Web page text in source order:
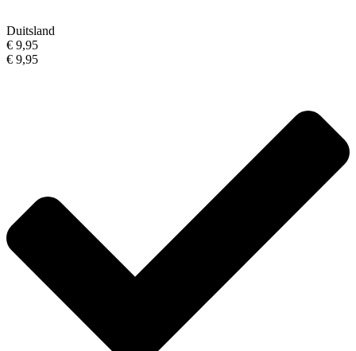
Duitsland
€ 9,95
€ 9,95